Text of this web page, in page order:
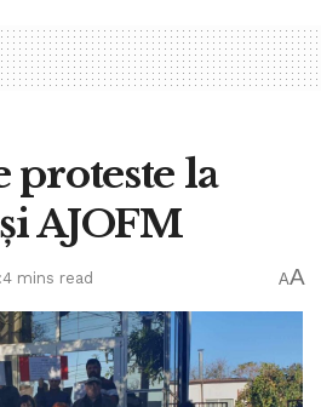
proteste la
AJOFM
mins read AA